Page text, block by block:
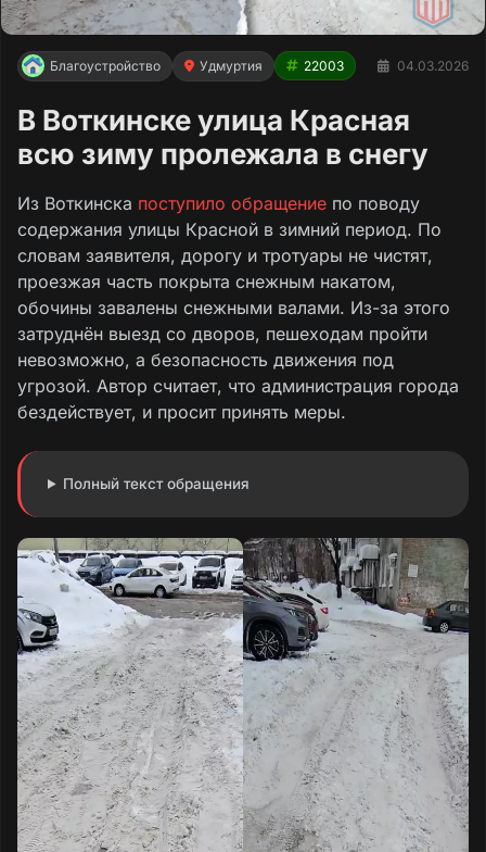
Благоустройство Удмуртия 22003 04.03.2026
В Воткинске улица Красная
всю зиму пролежала в снегу
Из Воткинска поступило обращение по поводу
содержания улицы Красной в зимний период. По
словам заявителя, дорогу и тротуары не чистят,
проезжая часть покрыта снежным накатом,
обочины завалены снежными валами. Из-за этого
затруднён выезд со дворов, пешеходам пройти
невозможно, а безопасность движения под
угрозой. Автор считает, что администрация города
бездействует, и просит принять меры.
Полный текст обращения